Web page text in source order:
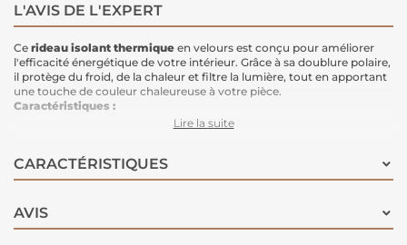
L'AVIS DE L'EXPERT
Ce rideau isolant thermique en velours est conçu pour améliorer
l'efficacité énergétique de votre intérieur. Grâce à sa doublure polaire,
il protège du froid, de la chaleur et filtre la lumière, tout en apportant
une touche de couleur chaleureuse à votre pièce.
Caractéristiques :
Économie d'énergie :Protège contre le froid en hiver et la chaleur en
été
Couleur :
Lire la suite
CARACTÉRISTIQUES
AVIS